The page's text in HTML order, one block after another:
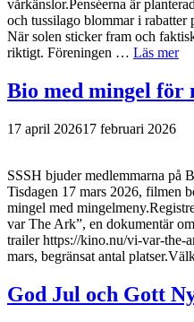
vårkänslor.Penséerna är
och tussilago blommar i rabatter
När solen sticker fram och
riktigt. Föreningen … Läs mer
Bio med mingel för
17 april 202617 februari 2026
SSSH bjuder medlemmarna på
Tisdagen 17 mars 2026, filmen
mingel med
var The Ark”, en dokumentär
trailer https://kino.nu/vi-var-the-
mars, begränsat antal
God Jul och Gott